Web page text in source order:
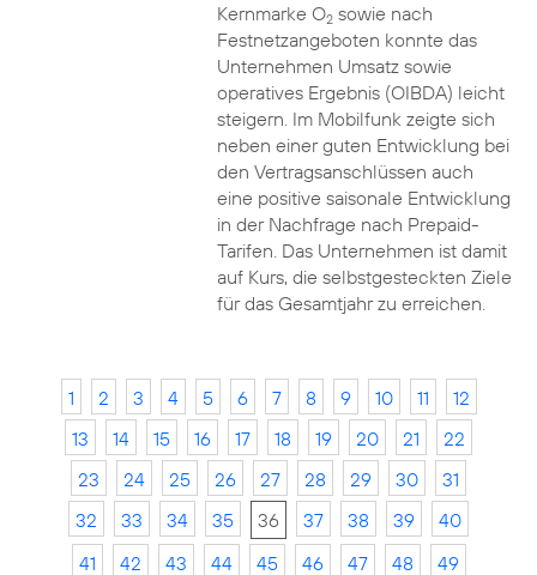
Kernmarke O2sowie nach
Festnetzangeboten konnte das
Unternehmen Umsatz sowie
operatives Ergebnis (OIBDA) leicht
steigern. Im Mobilfunk zeigte sich
neben einer guten Entwicklung bei
den Vertragsanschlüssen auch
eine positive saisonale Entwicklung
in der Nachfrage nach Prepaid-
Tarifen. Das Unternehmen ist damit
auf Kurs, die selbstgesteckten Ziele
für das Gesamtjahr zu erreichen.
1 2 3 4 5 6 7 8 9 10 11
12
13
14 15 16 17 18 19 20 21
22
23
24 25 26 27 28 29 30
31
32
33 34 35 36 37 38 39
40
41
42 43 44 45 46 47 48
49